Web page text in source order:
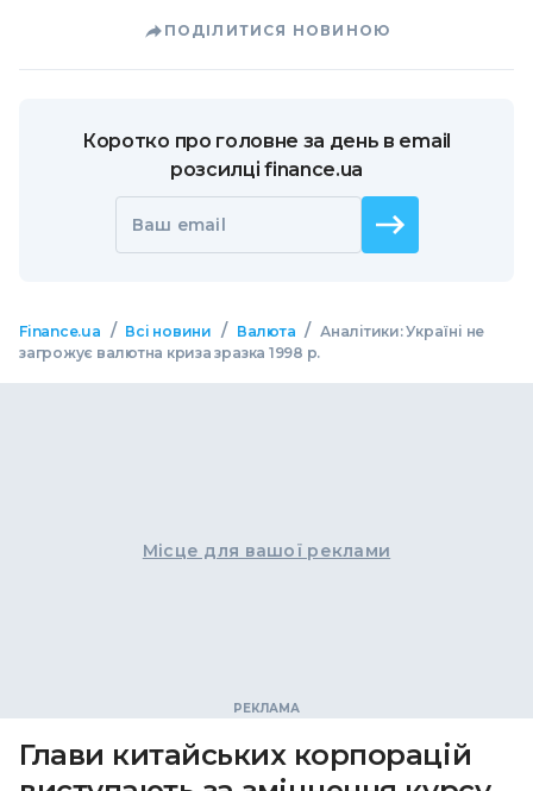
ПОДІЛИТИСЯ НОВИНОЮ
Коротко про головне за день в email
розсилці finance.ua
Ваш email
Finance.ua / Всі новини / Валюта / Аналітики: Україні не
загрожує валютна криза зразка 1998 р.
Місце для вашої реклами
Глави китайських корпорацій